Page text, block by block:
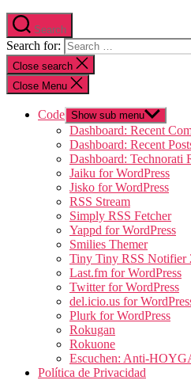
Search
Search for:
Close search
Close Menu
Code Show sub menu
Dashboard: Recent
Dashboard: Recent
Dashboard: Technorati
Jaiku for WordPress
Jisko for WordPress
RSS Stream
Simply RSS Fetcher
Yappd for WordPress
Smilies Themer
Tiny Tiny RSS Notifier
Last.fm for WordPress
Twitter for WordPress
del.icio.us for
Plurk for WordPress
Rokugan
Rokuone
Escuchen: Anti-
Política de Privacidad